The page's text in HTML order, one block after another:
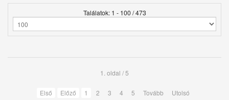
Találatok: 1 - 100 / 473
1. oldal / 5
Első Előző 1 2 3 4 5 Tovább Utolsó